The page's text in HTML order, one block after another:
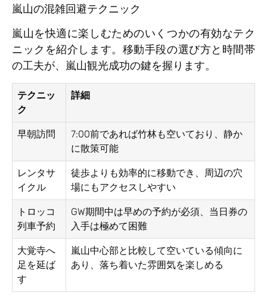
嵐山の混雑回避テクニック
嵐山を快適に楽しむためのいくつかの有効なテク
ニックを紹介します。移動手段の選び方と時間帯
の工夫が、嵐山観光成功の鍵を握ります。
テクニッ
ク
詳細
早朝訪問
7:00前であれば竹林も空いており、静か
に散策可能
レンタサ
イクル
徒歩よりも効率的に移動でき、周辺の穴
場にもアクセスしやすい
トロッコ
列車予約
GW期間中は早めの予約が必須、当日券の
入手は極めて困難
大覚寺へ
足を延ば
す
嵐山中心部と比較して空いている傾向に
あり、落ち着いた雰囲気を楽しめる